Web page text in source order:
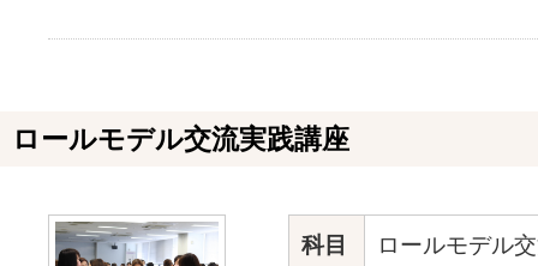
ロールモデル交流実践講座
科目
ロールモデル